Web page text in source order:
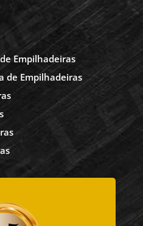
Empilhadeiras
de Empilhadeiras